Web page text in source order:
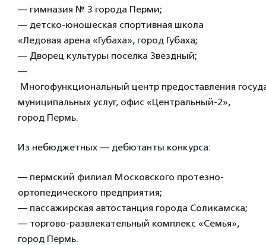
— гимназия № 3 города Перми;
— детско-юношеская спортивная школа
«Ледовая арена «Губаха», город Губаха;
— Дворец культуры поселка Звездный;
—
Многофункциональный центр предоставления
муниципальных услуг, офис «Центральный-2»,
город Пермь.
Из небюджетных — дебютанты конкурса:
— пермский филиал Московского протезно-
ортопедического предприятия;
— пассажирская автостанция города Соликамска;
— торгово-развлекательный комплекс «Семья»,
город Пермь.